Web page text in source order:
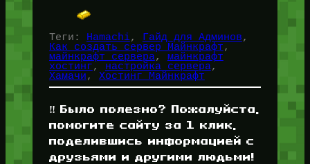
Теги: Hamachi, Гайд для Админов
Как создать сервер Майнкрафт
майнкрафт сервера, майнкрафт
хостинг, настройка сервера
Хамачи, Хостинг Майнкрафт
‼️ Было полезно? Пожалуйста,
помогите сайту за 1 клик,
поделившись информацией с
друзьями и другими людьми!